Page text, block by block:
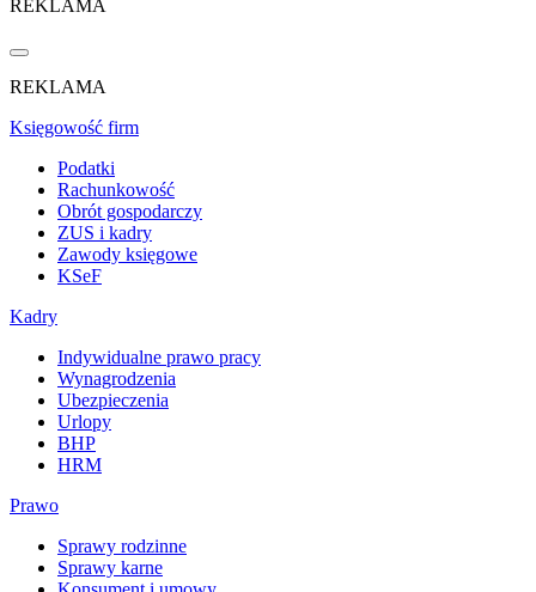
REKLAMA
REKLAMA
Księgowość firm
Podatki
Rachunkowość
Obrót gospodarczy
ZUS i kadry
Zawody księgowe
KSeF
Kadry
Indywidualne prawo pracy
Wynagrodzenia
Ubezpieczenia
Urlopy
BHP
HRM
Prawo
Sprawy rodzinne
Sprawy karne